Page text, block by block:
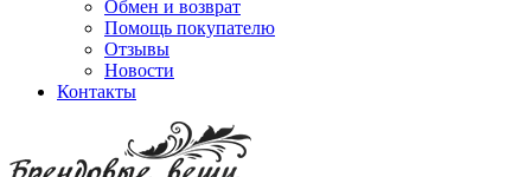
Обмен и возврат
Помощь покупателю
Отзывы
Новости
Контакты